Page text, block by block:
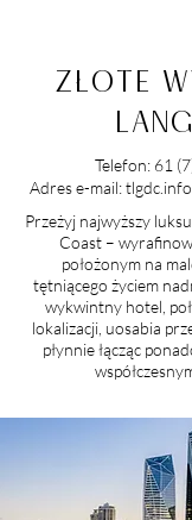
ZŁOTE
Telefon: 61
Adres e-mail:
Przeżyj najwyższy
Coast –
położonym na
tętniącego życiem
wykwintny hotel,
lokalizacji, uosabia
płynnie łącząc